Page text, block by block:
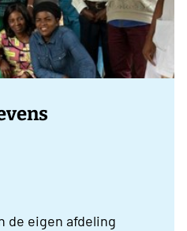
de eigen afdeling